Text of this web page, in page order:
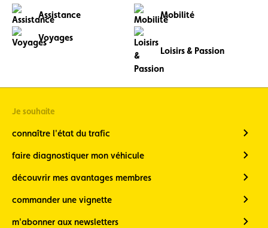
Assistance Mobilité
Voyages
Loisirs & Passion
Je souhaite
connaître l'état du trafic
faire diagnostiquer mon véhicule
découvrir mes avantages membres
commander une vignette
m'abonner aux newsletters